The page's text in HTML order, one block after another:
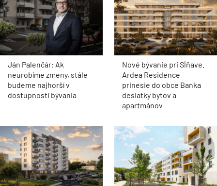
Ján Palenčár: Ak
neurobíme zmeny, stále
budeme najhorší v
dostupnosti bývania
Nové bývanie pri Sĺňave.
Ardea Residence
prinesie do obce Banka
desiatky bytov a
apartmánov